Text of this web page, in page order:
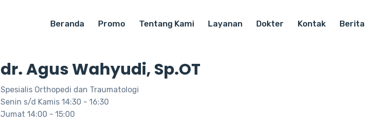
Beranda Promo Tentang Kami Layanan Dokter Kontak Berita
dr. Agus Wahyudi, Sp.OT
Spesialis Orthopedi dan Traumatologi
Senin s/d Kamis 14:30 - 16:30
Jumat 14:00 - 15:00